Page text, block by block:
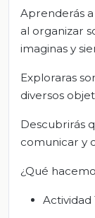
Aprenderás
al organizar
imaginas y
Exploraras
diversos
Descubrirás
comunicar y
¿Qué
Actividad